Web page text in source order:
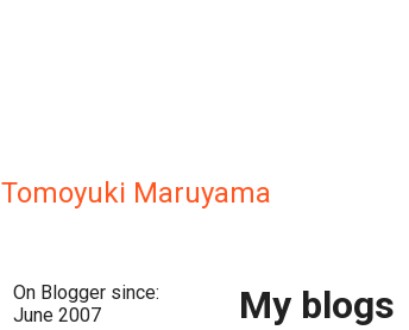
Tomoyuki Maruyama
On Blogger since:
June 2007
My blogs